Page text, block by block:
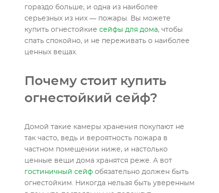
гораздо больше, и одна из наиболее
серьезных из них — пожары. Вы можете
купить огнестойкие сейфы для дома, чтобы
спать спокойно, и не переживать о наиболее
ценных вещах.
Почему стоит купить
огнестойкий сейф?
Домой такие камеры хранения покупают не
так часто, ведь и вероятность пожара в
частном помещении ниже, и настолько
ценные вещи дома хранятся реже. А вот
гостиничный сейф обязательно должен быть
огнестойким. Никогда нельзя быть уверенным